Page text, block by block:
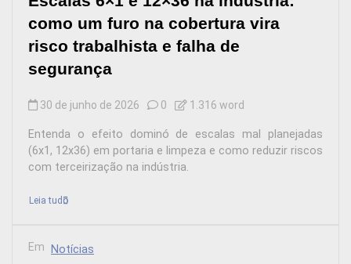
como um furo na cobertura vira
risco trabalhista e falha de
segurança
30 de junho de 2026 0 1.316 word
Entenda o efeito dominó de escalas mal planejadas
(6x1, 12x36) em portaria e limpeza e como reduzir riscos
com terceirização na indústria.
Leia tudo
Em Notícias